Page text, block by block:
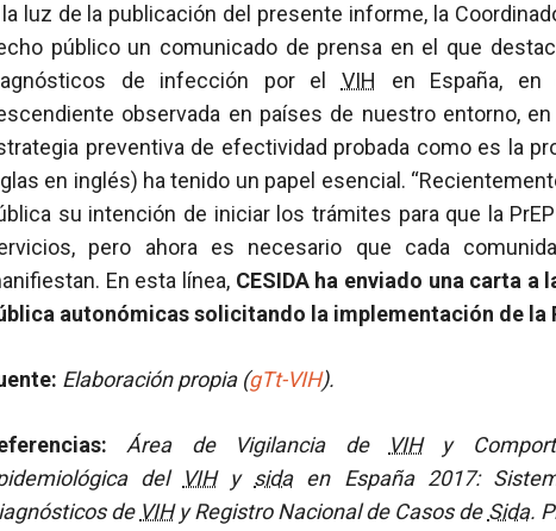
luz de la publicación del presente informe, la
público un comunicado de prensa en el que
de infección por el VIH en España, en
observada en países de nuestro entorno,
preventiva de efectividad probada como es la
en inglés) ha tenido un papel esencial.
su intención de iniciar los trámites para que la
pero ahora es necesario que cada
En esta línea, CESIDA ha enviado una carta a
autonómicas solicitando la implementación de la
Elaboración propia (gTt-VIH).
Área de Vigilancia de VIHy
del VIHy sidaen España 2017:
de VIHy Registro Nacional de Casos de Sida.